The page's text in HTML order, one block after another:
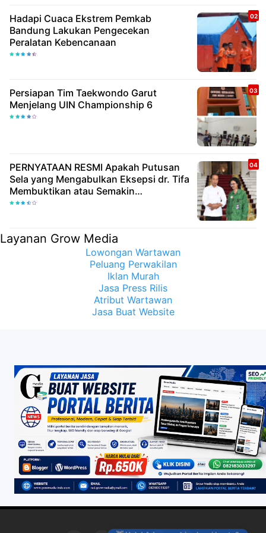
Hadapi Cuaca Ekstrem Pemkab
Bandung Lakukan Pengecekan
Peralatan Kebencanaan
Persiapan Tim Taekwondo Garut
Menjelang UIN Championship 6
PERNYATAAN RESMI Apakah Putusan
Sela yang Mengabulkan Eksepsi dr. Tifa
Membuktikan atau Semakin
Meyakinkan Publik Bahwa Ijazah
Layanan Grow Media
Lowongan Wartawan
Peluang Perwakilan
Iklan Murah
Jasa Press Rilis
Atribut Wartawan
Jasa Buat Website